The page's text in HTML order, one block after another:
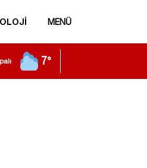
MENÜ
7°